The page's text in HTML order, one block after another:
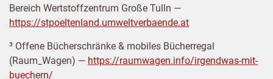
Bereich Wertstoffzentrum Große Tulln —
https://stpoeltenland.umweltverbaende.at
³ Offene Bücherschränke & mobiles Bücherregal
(Raum_Wagen) — https://raumwagen.info/irgendwas-mit-
buechern/